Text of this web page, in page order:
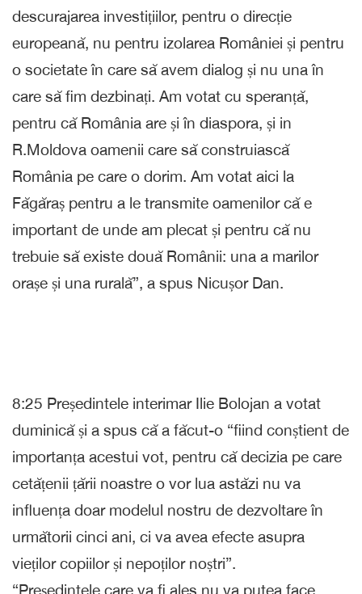
descurajarea investițiilor, pentru o direcție
europeană, nu pentru izolarea României și pentru
o societate în care să avem dialog și nu una în
care să fim dezbinați. Am votat cu speranță,
pentru că România are și în diaspora, și in
R.Moldova oamenii care să construiască
România pe care o dorim. Am votat aici la
Făgăraș pentru a le transmite oamenilor că e
important de unde am plecat și pentru că nu
trebuie să existe două Românii: una a marilor
orașe și una rurală”, a spus Nicușor Dan.
8:25 Președintele interimar Ilie Bolojan a votat
duminică și a spus că a făcut-o “fiind conștient de
importanța acestui vot, pentru că decizia pe care
cetățenii țării noastre o vor lua astăzi nu va
influența doar modelul nostru de dezvoltare în
următorii cinci ani, ci va avea efecte asupra
vieților copiilor și nepoților noștri”.
“Președintele care va fi ales nu va putea face